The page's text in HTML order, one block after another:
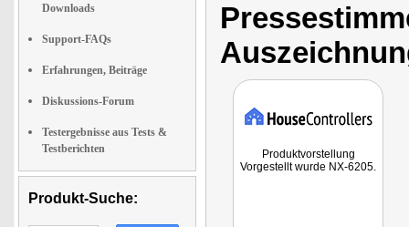
Downloads
Support-FAQs
Erfahrungen, Beiträge
Diskussions-Forum
Testergebnisse aus Tests &
Testberichten
Produkt-Suche:
Produktvorstellung
Vorgestellt wurde NX-6205.